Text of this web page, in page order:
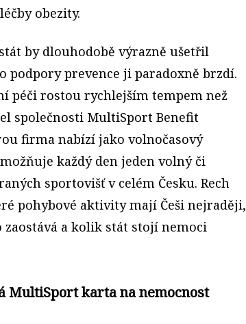
obezity.
by dlouhodobě výrazně ušetřil
podpory prevence ji paradoxně brzdí.
péči rostou rychlejším tempem než
společnosti MultiSport Benefit
firma nabízí jako volnočasový
každý den jeden volný či
sportovišť v celém Česku. Rech
pohybové aktivity mají Češi nejraději,
zaostává a kolik stát stojí nemoci
MultiSport karta na nemocnost